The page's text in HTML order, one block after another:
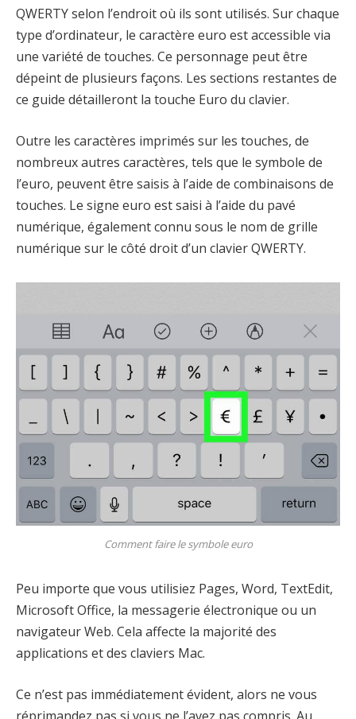
QWERTY selon l’endroit où ils sont utilisés. Sur chaque
type d’ordinateur, le caractère euro est accessible via
une variété de touches. Ce personnage peut être
dépeint de plusieurs façons. Les sections restantes de
ce guide détailleront la touche Euro du clavier.
Outre les caractères imprimés sur les touches, de
nombreux autres caractères, tels que le symbole de
l’euro, peuvent être saisis à l’aide de combinaisons de
touches. Le signe euro est saisi à l’aide du pavé
numérique, également connu sous le nom de grille
numérique sur le côté droit d’un clavier QWERTY.
Comment faire le symbole euro
Peu importe que vous utilisiez Pages, Word, TextEdit,
Microsoft Office, la messagerie électronique ou un
navigateur Web. Cela affecte la majorité des
applications et des claviers Mac.
Ce n’est pas immédiatement évident, alors ne vous
réprimandez pas si vous ne l’avez pas compris. Au